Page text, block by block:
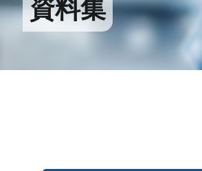
資料集